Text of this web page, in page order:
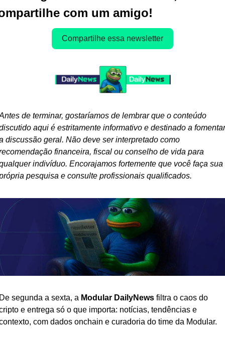
com um amigo!
Compartilhe essa newsletter
de terminar, gostaríamos de lembrar que o conteúdo
aqui é estritamente informativo e destinado a fomentar
discussão geral. Não deve ser interpretado como
financeira, fiscal ou conselho de vida para
indivíduo. Encorajamos fortemente que você faça sua
pesquisa e consulte profissionais qualificados.
segunda a sexta, a Modular DailyNews filtra o caos do
e entrega só o que importa: notícias, tendências e
com dados onchain e curadoria do time da Modular.